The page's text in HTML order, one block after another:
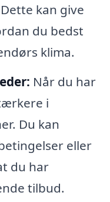
kan give
du bedst
klima.
Når du har
i
Du kan
eller
du har
tilbud.